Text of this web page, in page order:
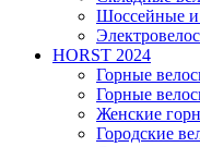
Шоссейные и
HORST 2024
Горные
Горные
Женские
Городские